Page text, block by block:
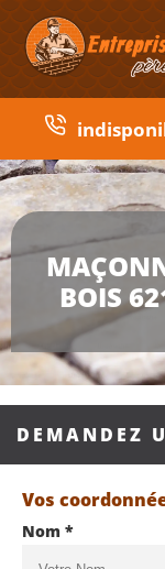
BOIS
DEMANDEZ
Vos
Nom *